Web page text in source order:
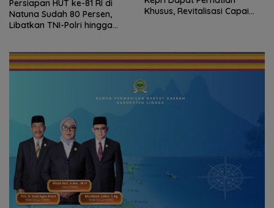
Persiapan HUT ke-81 RI di
Natuna Sudah 80 Persen,
Libatkan TNI-Polri hingga
Khusus, Revitalisasi Capai